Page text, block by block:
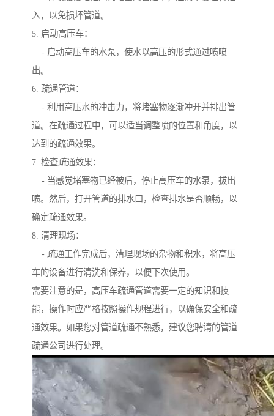
入，以免损坏管道。
5. 启动高压车：
- 启动高压车的水泵，使水以高压的形式通过喷喷
出。
6. 疏通管道：
- 利用高压水的冲击力，将堵塞物逐渐冲开并排出管
道。在疏通过程中，可以适当调整喷的位置和角度，以
达到的疏通效果。
7. 检查疏通效果：
- 当感觉堵塞物已经被后，停止高压车的水泵，拔出
喷。然后，打开管道的排水口，检查排水是否顺畅，以
确定疏通效果。
8. 清理现场：
- 疏通工作完成后，清理现场的杂物和积水，将高压
车的设备进行清洗和保养，以便下次使用。
需要注意的是，高压车疏通管道需要一定的知识和技
能，操作时应严格按照操作规程进行，以确保安全和疏
通效果。如果您对管道疏通不熟悉，建议您聘请的管道
疏通公司进行处理。